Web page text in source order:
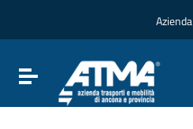
Vai al menu di navigazione
Vai al footer
Azienda
Attiva / disattiva la navigazione